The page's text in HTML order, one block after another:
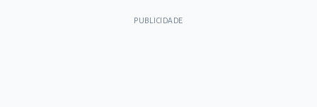
PUBLICIDADE